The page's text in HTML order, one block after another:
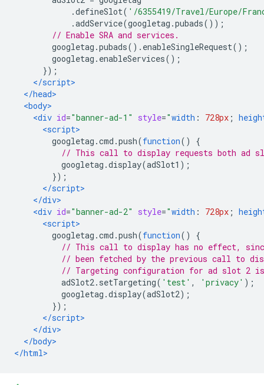
.defineSlot( '/6355419/Travel/Europe/
.addService(googletag .pubads());
// Enable SRA and services.
googletag .pubads(). enableSingleRequest();
googletag . enableServices();
});
</script>
</head>
<body>
<div id="banner-ad-1" style="width : 728px ;
<script>
googletag .cmd .push(function()
{
// This call to display requests both ad
googletag .display(adSlot1 );
});
</script>
</div>
<div id="banner-ad-2" style="width : 728px ;
<script>
googletag .cmd .push(function()
{
// This call to display has no effect,
// been fetched by the previous call to
// Targeting configuration for ad slot 2
adSlot2 . setTargeting( 'test' , 'privacy' );
googletag .display(adSlot2);
});
</script>
</div>
</body>
</html>